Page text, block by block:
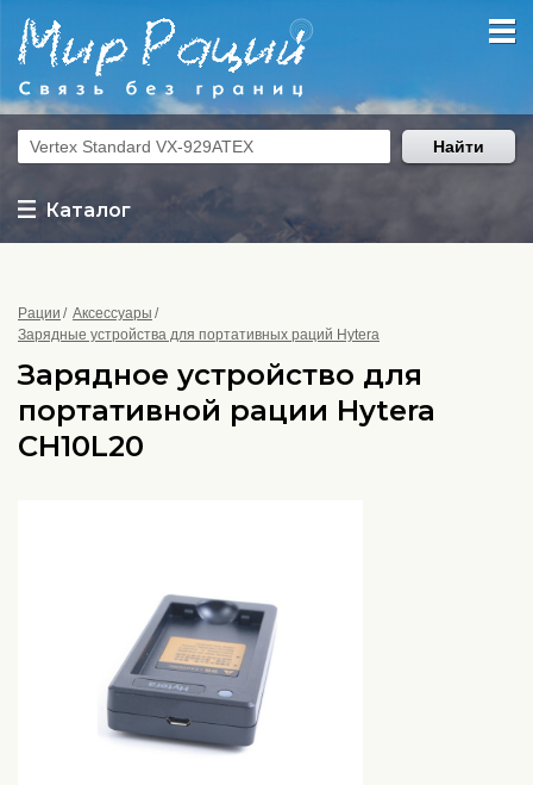
Каталог
Найти
Рации
Аксессуары
Зарядные устройства для портативных раций Hytera
Зарядное устройство для
портативной рации Hytera
CH10L20